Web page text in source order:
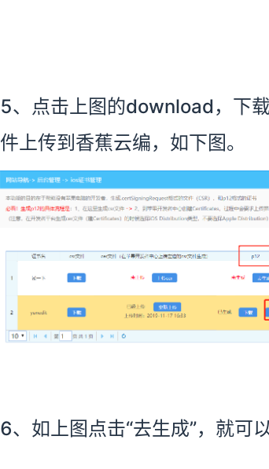
5、点击上图的download，下
件上传到香蕉云编，如下图。
6、如上图点击“去生成”，就可